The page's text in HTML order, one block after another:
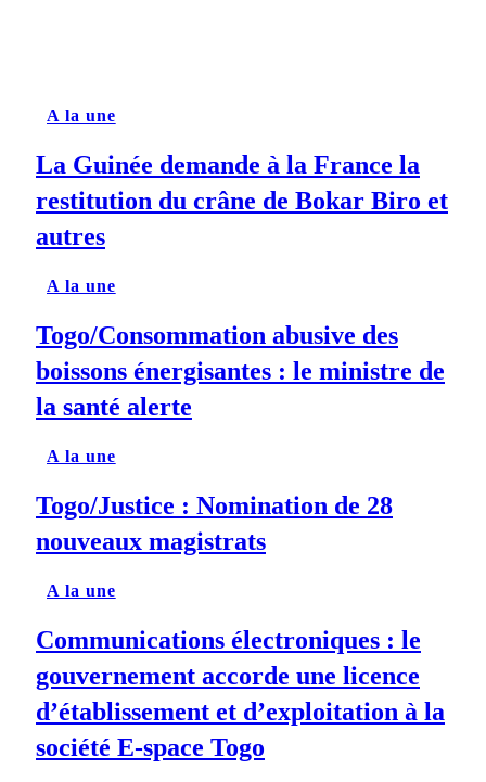
A la une
La Guinée demande à la France la
restitution du crâne de Bokar Biro et
autres
A la une
Togo/Consommation abusive des
boissons énergisantes : le ministre de
la santé alerte
A la une
Togo/Justice : Nomination de 28
nouveaux magistrats
A la une
Communications électroniques : le
gouvernement accorde une licence
d’établissement et d’exploitation à la
société E-space Togo